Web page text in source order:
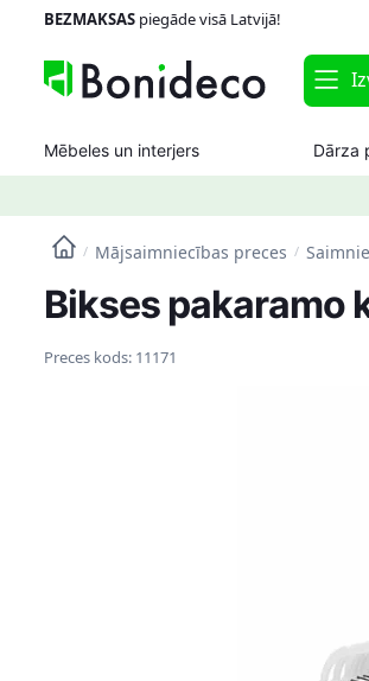
navigation
content
BEZMAKSASpiegāde visā Latvijā!
Mēbeles un interjers Dārza
/ Mājsaimniecības preces /
Bikses pakaramo
Preces kods: 11171